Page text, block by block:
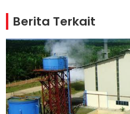
Berita Terkait